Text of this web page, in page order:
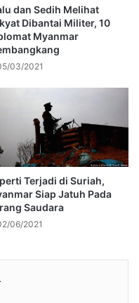
dan Sedih Melihat
Dibantai Militer, 10
Myanmar
03/2021
Terjadi di Suriah,
Siap Jatuh Pada
Saudara
06/2021